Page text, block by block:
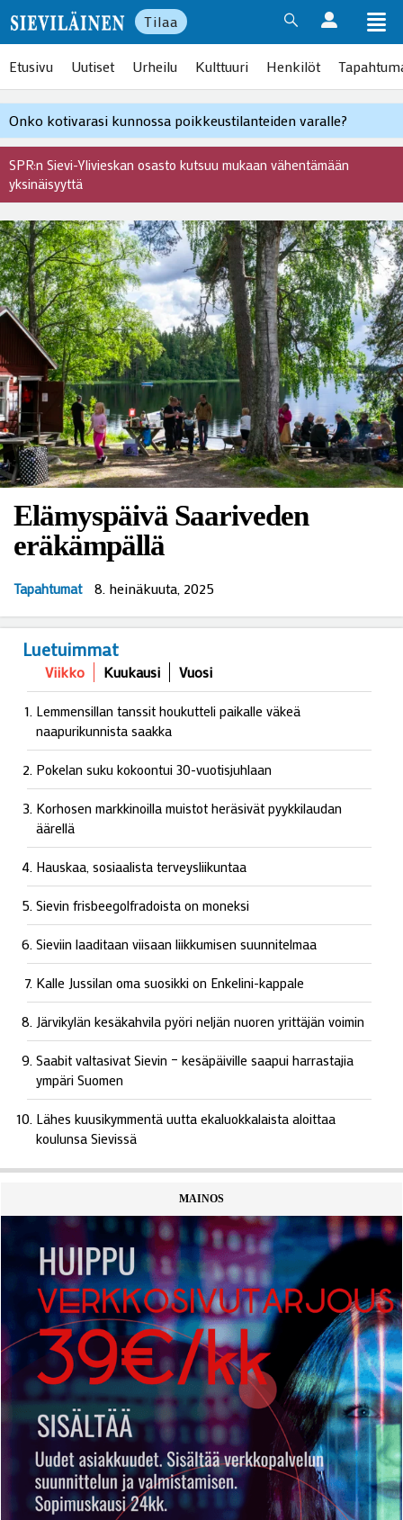
Tilaa
Etusivu Uutiset Urheilu Kulttuuri Henkilöt
Onko kotivarasi kunnossa poikkeustilanteiden varalle?
SPR:n Sievi-Ylivieskan osasto kutsuu mukaan vähentämään
yksinäisyyttä
Elämyspäivä Saariveden
eräkämpällä
Tapahtumat 8. heinäkuuta, 2025
Luetuimmat
Viikko Kuukausi Vuosi
Lemmensillan tanssit houkutteli paikalle väkeä
naapurikunnista saakka
Pokelan suku kokoontui 30-vuotisjuhlaan
Korhosen markkinoilla muistot heräsivät pyykkilaudan
äärellä
Hauskaa, sosiaalista terveysliikuntaa
Sievin frisbeegolfradoista on moneksi
Sieviin laaditaan viisaan liikkumisen suunnitelmaa
Kalle Jussilan oma suosikki on Enkelini-kappale
Järvikylän kesäkahvila pyöri neljän nuoren yrittäjän voimin
Saabit valtasivat Sievin – kesäpäiville saapui harrastajia
ympäri Suomen
Lähes kuusikymmentä uutta ekaluokkalaista aloittaa
koulunsa Sievissä
MAINOS